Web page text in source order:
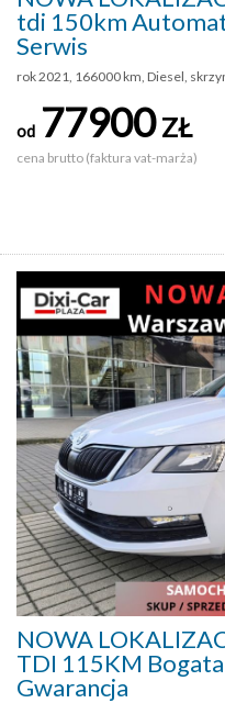
tdi 150km
Serwis
rok 2021, 166000 km, Diesel,
od 77900ZŁ
cena brutto (faktura vat-marża)
NOWA
TDI 115KM
Gwarancja